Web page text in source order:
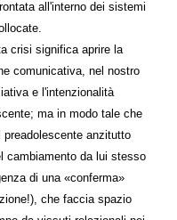
all'interno dei sistemi
crisi significa aprire la
comunicativa, nel nostro
e l'intenzionalità
ma in modo tale che
preadolescente anzitutto
cambiamento da lui stesso
di una «conferma»
che faccia spazio